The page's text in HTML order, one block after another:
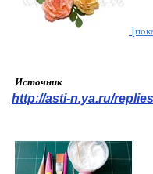
Источник
http://asti-n.ya.ru/